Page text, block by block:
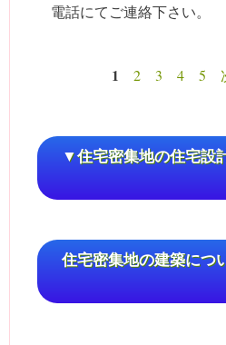
電話にてご連絡下さい。
1 2 3 4 5
▼住宅密集地の住宅設
住宅密集地の建築につ